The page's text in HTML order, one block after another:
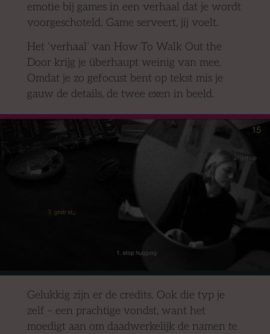
emotie bij games in een verhaal dat je wordt
voorgeschoteld. Game serveert, jij voelt.
Het ‘verhaal’ van How To Walk Out the
Door krijg je überhaupt weinig van mee.
Omdat je zo gefocust bent op tekst mis je
gauw de details, de twee exen in beeld.
Gelukkig zijn er de credits. Ook die typ je
zelf – een prachtige vondst, want het
moedigt aan om daadwerkelijk de namen te